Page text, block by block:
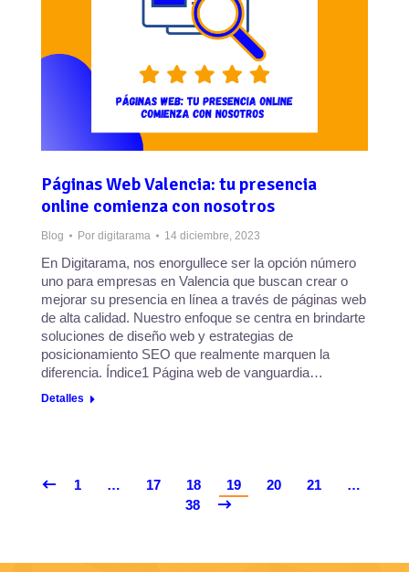
Páginas Web Valencia: tu presencia
online comienza con nosotros
Blog Por digitarama 14 diciembre, 2023
En Digitarama, nos enorgullece ser la opción número
uno para empresas en Valencia que buscan crear o
mejorar su presencia en línea a través de páginas web
de alta calidad. Nuestro enfoque se centra en brindarte
soluciones de diseño web y estrategias de
posicionamiento SEO que realmente marquen la
diferencia. Índice1 Página web de vanguardia…
Detalles
1 … 17 18 19 20 21
…
38